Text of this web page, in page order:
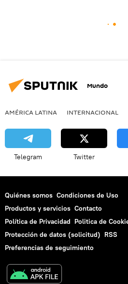
Mundo
AMÉRICA LATINA INTERNACIONAL
Telegram Twitter
Quiénes somos Condiciones de Uso
Productos y servicios Contacto
Política de Privacidad Politica de
Protección de datos (solicitud) RSS
Preferencias de seguimiento